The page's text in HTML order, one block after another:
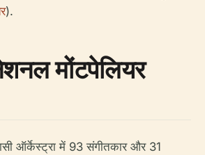
).
मोंटपेलियर
ऑर्केस्ट्रा में 93 संगीतकार और 31